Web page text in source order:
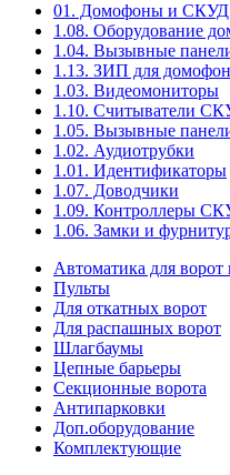
01. Домофоны и СКУД
1.08. Оборудование
1.04. Вызывные
1.13. ЗИП для
1.03. Видеомониторы
1.10. Считыватели
1.05. Вызывные
1.02. Аудиотрубки
1.01. Идентификаторы
1.07. Доводчики
1.09. Контроллеры
1.06. Замки и
Автоматика для
Пульты
Для откатных ворот
Для распашных ворот
Шлагбаумы
Цепные барьеры
Секционные ворота
Антипарковки
Доп.оборудование
Комплектующие